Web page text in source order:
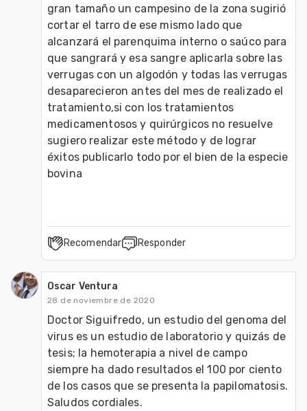
gran tamaño un campesino de la zona sugirió
cortar el tarro de ese mismo lado que
alcanzará el parenquima interno o saúco para
que sangrará y esa sangre aplicarla sobre las
verrugas con un algodón y todas las verrugas
desaparecieron antes del mes de realizado el
tratamiento,si con los tratamientos
medicamentosos y quirúrgicos no resuelve
sugiero realizar este método y de lograr
éxitos publicarlo todo por el bien de la especie
bovina
Recomendar Responder
Oscar Ventura
28 de noviembre de 2020
Doctor Siguifredo, un estudio del genoma del
virus es un estudio de laboratorio y quizás de
tesis; la hemoterapia a nivel de campo
siempre ha dado resultados el 100 por ciento
de los casos que se presenta la papilomatosis.
Saludos cordiales.